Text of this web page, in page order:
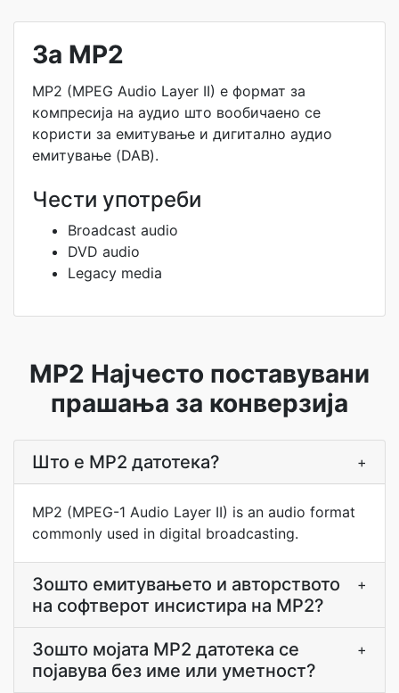
За MP2
MP2 (MPEG Audio Layer II) е формат за
компресија на аудио што вообичаено се
користи за емитување и дигитално аудио
емитување (DAB).
Чести употреби
Broadcast audio
DVD audio
Legacy media
MP2 Најчесто поставувани
прашања за конверзија
Што е MP2 датотека? +
MP2 (MPEG-1 Audio Layer II) is an audio format
commonly used in digital broadcasting.
Зошто емитувањето и авторството
на софтверот инсистира на MP2?
+
Зошто мојата MP2 датотека се
појавува без име или уметност?
+